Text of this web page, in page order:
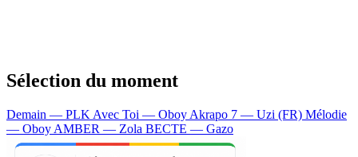
Sélection du moment
Demain — PLK Avec Toi — Oboy Akrapo 7 — Uzi (FR) Mélodie
— Oboy AMBER — Zola BECTE — Gazo